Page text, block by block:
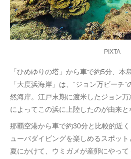
PIXTA
「ひめゆりの塔」から車で約5分、本
「大度浜海岸」は、“ジョン万ビーチ
然海岸。江戸末期に渡米したジョン
によってこの浜に上陸したのが由来と
那覇空港から車で約30分と比較的近
ューバダイビングを楽しめるスポッ
夏にかけて、ウミガメが産卵にやって